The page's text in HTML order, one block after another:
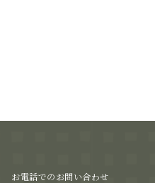
お電話でのお問い合わせ